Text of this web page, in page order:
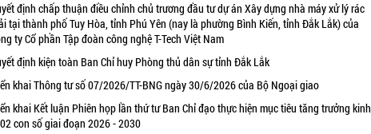
định chấp thuận điều chỉnh chủ trương đầu tư dự án Xây dựng nhà máy xử lý rác
tại thành phố Tuy Hòa, tỉnh Phú Yên (nay là phường Bình Kiến, tỉnh Đắk Lắk) của
ty Cổ phần Tập đoàn công nghệ T-Tech Việt Nam
định kiện toàn Ban Chỉ huy Phòng thủ dân sự tỉnh Đắk Lắk
khai Thông tư số 07/2026/TT-BNG ngày 30/6/2026 của Bộ Ngoại giao
khai Kết luận Phiên họp lần thứ tư Ban Chỉ đạo thực hiện mục tiêu tăng trưởng kinh
con số giai đoạn 2026 - 2030